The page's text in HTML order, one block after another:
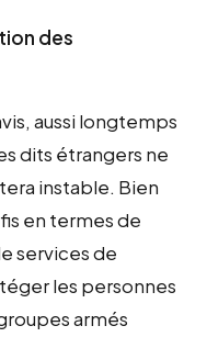
des
aussi longtemps
dits étrangers ne
instable. Bien
en termes de
services de
les personnes
armés